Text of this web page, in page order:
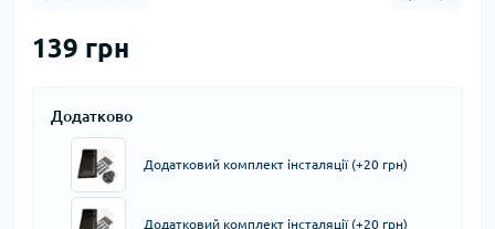
139 грн
Додатково
Додатковий комплект інсталяції (+20 грн)
Додатковий комплект інсталяції (+20 грн)